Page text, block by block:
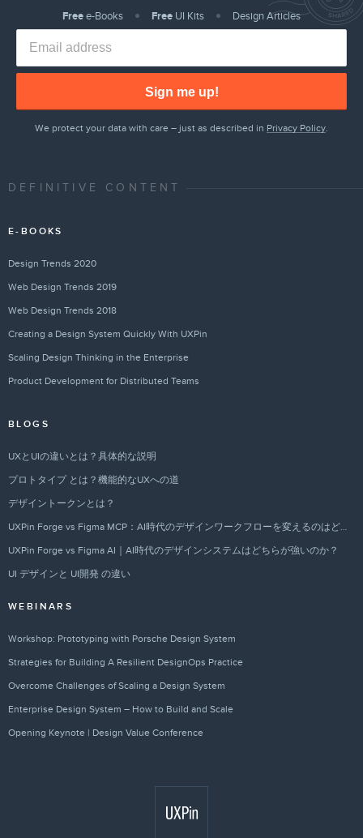
Freee-Books Free UI Kits Design Articles
Sign me up!
We protect your data with care – just as described in Privacy Policy.
DEFINITIVE CONTENT
E-BOOKS
Design Trends 2020
Web Design Trends 2019
Web Design Trends 2018
Creating a Design System Quickly With UXPin
Scaling Design Thinking in the Enterprise
Product Development for Distributed Teams
BLOGS
UXとUIの違いとは？具体的な説明
プロトタイプ とは？機能的なUXへの道
デザイントークンとは？
UXPin Forge vs Figma MCP：AI時代のデザインワークフローを変えるのはどちらか？
UXPin Forge vs Figma AI｜AI時代のデザインシステムはどちらが強いのか？
UI デザインと UI開発 の違い
WEBINARS
Workshop: Prototyping with Porsche Design System
Strategies for Building A Resilient DesignOps Practice
Overcome Challenges of Scaling a Design System
Enterprise Design System – How to Build and Scale
Opening Keynote | Design Value Conference